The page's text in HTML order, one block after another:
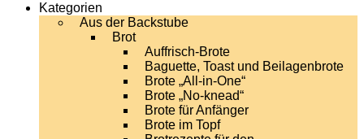
Kategorien
Aus der Backstube
Brot
Auffrisch-Brote
Baguette, Toast und Beilagenbrote
Brote „All-in-One“
Brote „No-knead“
Brote für Anfänger
Brote im Topf